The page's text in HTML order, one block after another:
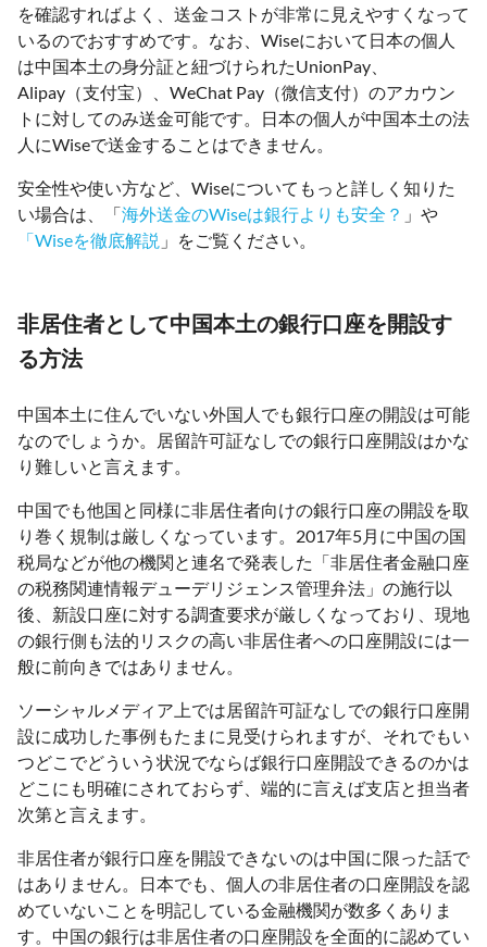
を確認すればよく、送金コストが非常に見えやすくなって
いるのでおすすめです。なお、Wiseにおいて日本の個人
は中国本土の身分証と紐づけられたUnionPay、
Alipay（支付宝）、WeChat Pay（微信支付）のアカウン
トに対してのみ送金可能です。日本の個人が中国本土の法
人にWiseで送金することはできません。
安全性や使い方など、Wiseについてもっと詳しく知りた
い場合は、「海外送金のWiseは銀行よりも安全？ 」や
「Wiseを徹底解説 」をご覧ください。
非居住者として中国本土の銀行口座を開設す
る方法
中国本土に住んでいない外国人でも銀行口座の開設は可能
なのでしょうか。居留許可証なしでの銀行口座開設はかな
り難しいと言えます。
中国でも他国と同様に非居住者向けの銀行口座の開設を取
り巻く規制は厳しくなっています。2017年5月に中国の国
税局などが他の機関と連名で発表した「非居住者金融口座
の税務関連情報デューデリジェンス管理弁法」の施行以
後、新設口座に対する調査要求が厳しくなっており、現地
の銀行側も法的リスクの高い非居住者への口座開設には一
般に前向きではありません。
ソーシャルメディア上では居留許可証なしでの銀行口座開
設に成功した事例もたまに見受けられますが、それでもい
つどこでどういう状況でならば銀行口座開設できるのかは
どこにも明確にされておらず、端的に言えば支店と担当者
次第と言えます。
非居住者が銀行口座を開設できないのは中国に限った話で
はありません。日本でも、個人の非居住者の口座開設を認
めていないことを明記している金融機関が数多くありま
す。中国の銀行は非居住者の口座開設を全面的に認めてい